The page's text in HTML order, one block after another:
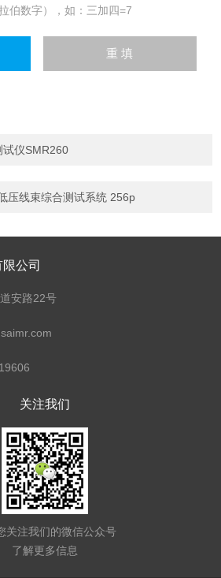
伯数字），如：三加四=7
试仪SMR260
压线束综合测试系统 256p
公司
安路22号
关注我们
关注我们的微信公众号
了解更多信息